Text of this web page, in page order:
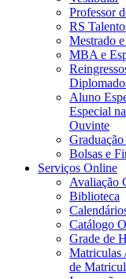
Professor
RS
Mestrado
MBA e
Aluno
Especial
Ouvinte
Bolsas e
Serviços Online
Avaliação
Biblioteca
Catálogo
Grade de
Matriculas
de